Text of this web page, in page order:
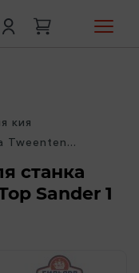
кия
Tweenten...
станка
Sander 1